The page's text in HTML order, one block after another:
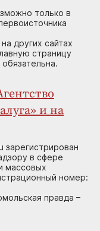
только в
других сайтах
страницу
и на
зарегистрирован
в сфере
массовых
номер:
правда –